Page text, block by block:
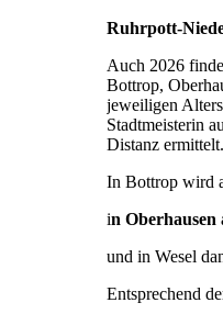
Ruhrpott-
Auch 2026
Bottrop,
jeweiligen
Stadtmeisterin
Distanz ermittelt.
In Bottrop wird
in Oberhausen
und in Wesel
Entsprechend